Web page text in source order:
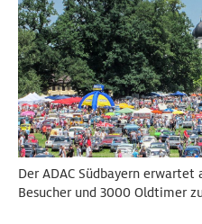
Der ADAC Südbayern
Besucher und 3000 Oldtimer